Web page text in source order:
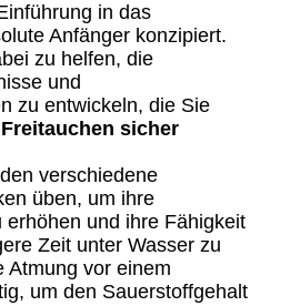
in das
Anfänger konzipiert.
zu helfen, die
und
zu entwickeln, die Sie
sicher
verschiedene
üben, um ihre
erhöhen und ihre Fähigkeit
Zeit unter Wasser zu
Atmung vor einem
um den Sauerstoffgehalt